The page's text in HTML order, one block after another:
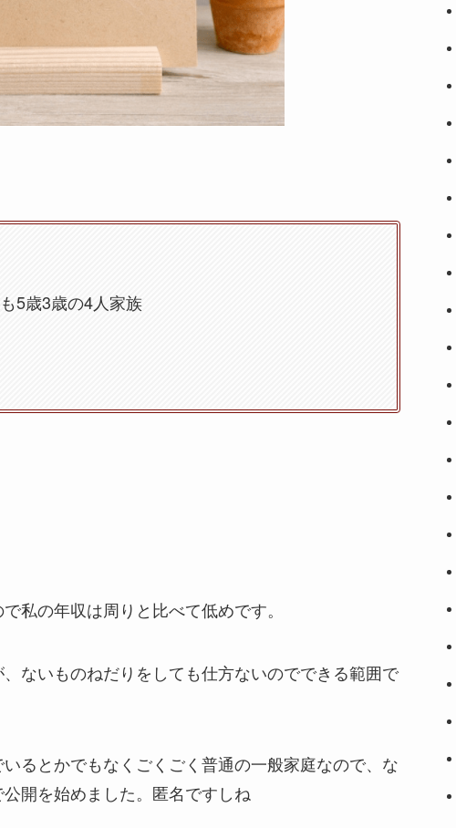
5歳3歳の4人家族
私の年収は周りと比べて低めです。
ないものねだりをしても仕方ないのでできる範囲で
るとかでもなくごくごく普通の一般家庭なので、な
開を始めました。匿名ですしね